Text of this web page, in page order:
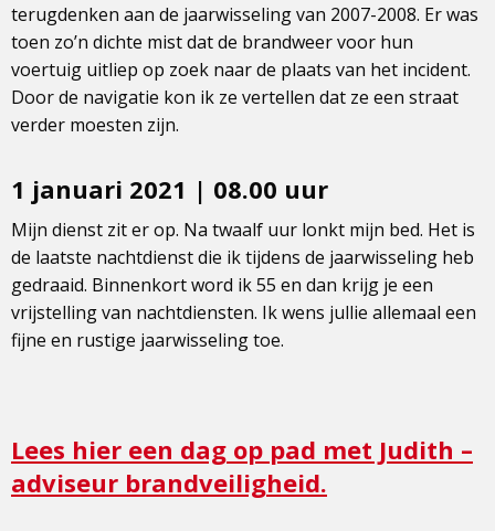
terugdenken aan de jaarwisseling van 2007-2008. Er was
toen zo’n dichte mist dat de brandweer voor hun
voertuig uitliep op zoek naar de plaats van het incident.
Door de navigatie kon ik ze vertellen dat ze een straat
verder moesten zijn.
1 januari 2021 | 08.00 uur
Mijn dienst zit er op. Na twaalf uur lonkt mijn bed. Het is
de laatste nachtdienst die ik tijdens de jaarwisseling heb
gedraaid. Binnenkort word ik 55 en dan krijg je een
vrijstelling van nachtdiensten. Ik wens jullie allemaal een
fijne en rustige jaarwisseling toe.
Lees hier een dag op pad met Judith –
adviseur brandveiligheid.